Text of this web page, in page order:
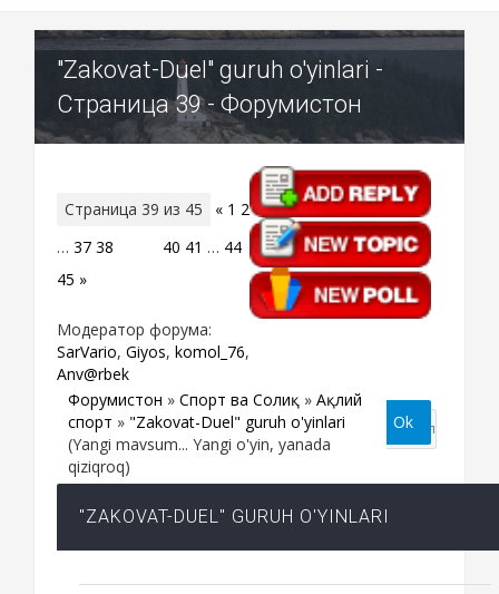
"Zakovat-Duel" guruh o'yinlari -
Страница 39 - Форумистон
Страница 39 из 45 « 1 2
… 37 38 40 41 … 44
45 »
Модератор форума:
SarVario, Giyos, komol_76,
Anv@rbek
Форумистон » Спорт ва Соғлиқ » Ақлий
спорт » "Zakovat-Duel" guruh o'yinlari
(Yangi mavsum... Yangi o'yin, yanada
qiziqroq)
"ZAKOVAT-DUEL" GURUH O'YINLARI